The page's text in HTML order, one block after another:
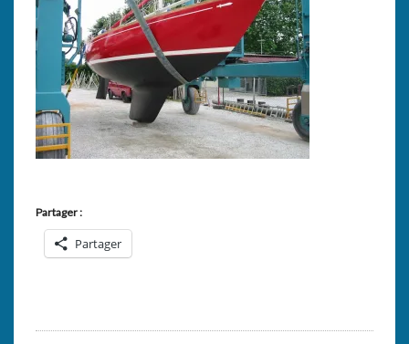
Partager :
Partager